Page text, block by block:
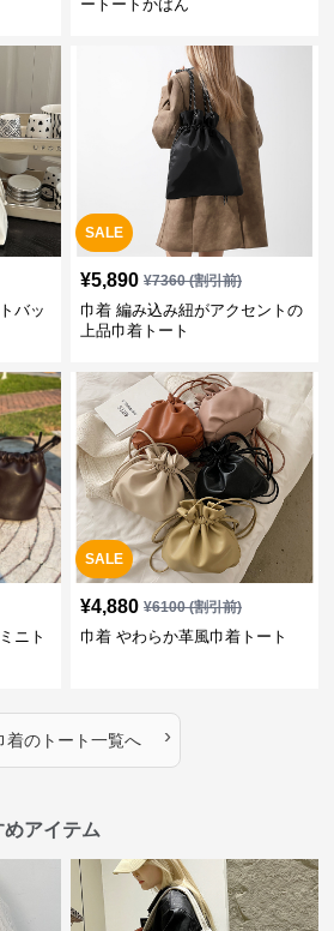
ートートかばん
バッ
SALE
¥5,890 ¥7360(割引前)
巾着 編み込み紐がアクセントの
上品巾着トート
ニト
SALE
¥4,880 ¥6100(割引前)
巾着 やわらか革風巾着トート
着のトート一覧へ ›
アイテム